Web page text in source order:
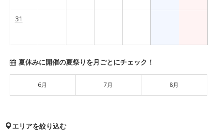
31
夏休みに開催の夏祭りを月ごとにチェック！
6月 7月 8月
エリアを絞り込む